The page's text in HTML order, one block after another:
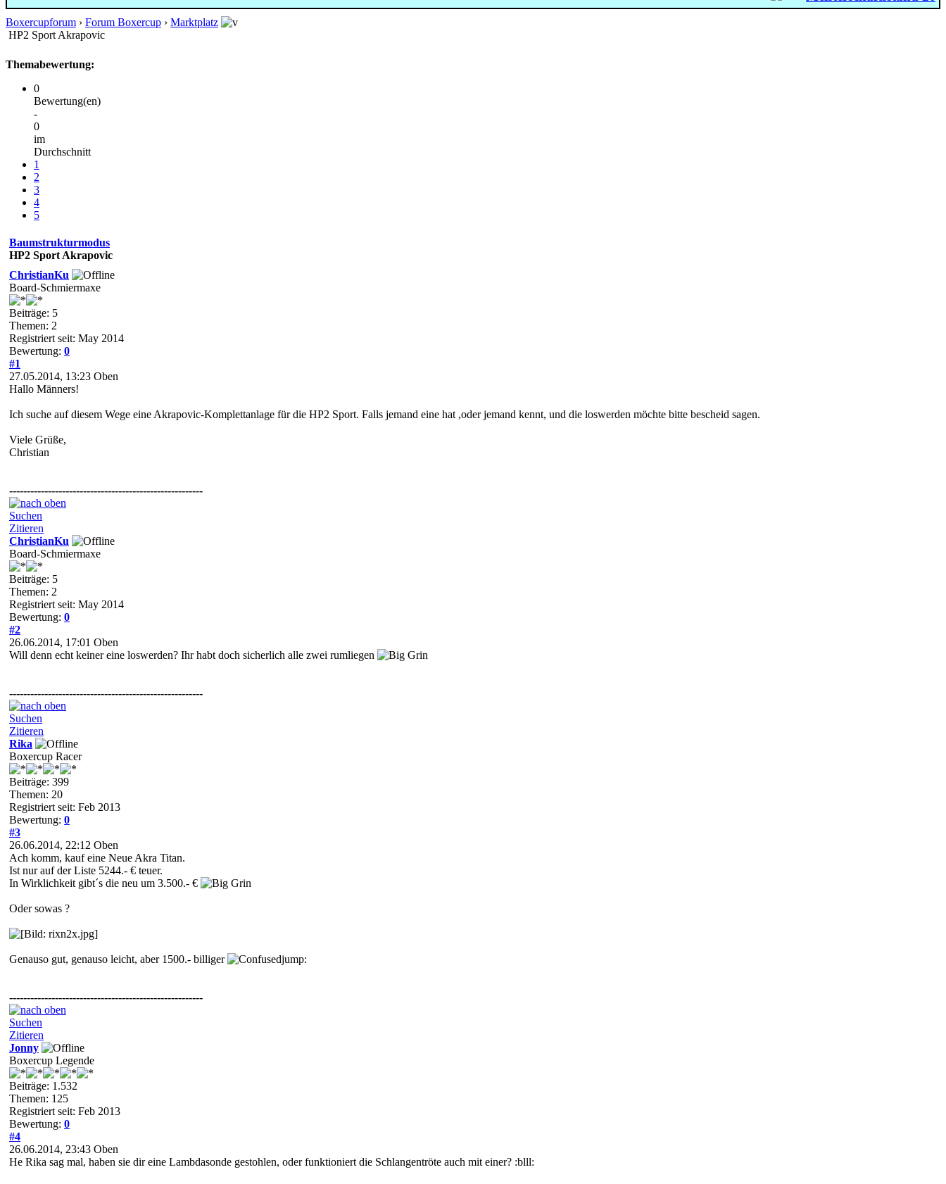
Boxercupforum › Forum Boxercup › Marktplatz
HP2 Sport Akrapovic
Themabewertung:
0
Bewertung(en)
-
0
im
Durchschnitt
1
2
3
4
5
Baumstrukturmodus
HP2 Sport Akrapovic
ChristianKu
Board-Schmiermaxe
Beiträge: 5
Themen: 2
Registriert seit: May 2014
Bewertung: 0
#1
27.05.2014, 13:23 Oben
Hallo Männers!
Ich suche auf diesem Wege eine Akrapovic-Komplettanlage für die HP2 Sport. Falls jemand eine hat ,oder jemand kennt, und die loswerden möchte bitte bescheid sagen.
Viele Grüße,
Christian
-------------------------------------------------------
Suchen
Zitieren
ChristianKu
Board-Schmiermaxe
Beiträge: 5
Themen: 2
Registriert seit: May 2014
Bewertung: 0
#2
26.06.2014, 17:01 Oben
Will denn echt keiner eine loswerden? Ihr habt doch sicherlich alle zwei rumliegen
-------------------------------------------------------
Suchen
Zitieren
Rika
Boxercup Racer
Beiträge: 399
Themen: 20
Registriert seit: Feb 2013
Bewertung: 0
#3
26.06.2014, 22:12 Oben
Ach komm, kauf eine Neue Akra Titan.
Ist nur auf der Liste 5244.- € teuer.
In Wirklichkeit gibt´s die neu um 3.500.- €
Oder sowas ?
Genauso gut, genauso leicht, aber 1500.- billiger jump:
-------------------------------------------------------
Suchen
Zitieren
Jonny
Boxercup Legende
Beiträge: 1.532
Themen: 125
Registriert seit: Feb 2013
Bewertung: 0
#4
26.06.2014, 23:43 Oben
He Rika sag mal, haben sie dir eine Lambdasonde gestohlen, oder funktioniert die Schlangentröte auch mit einer? :blll: